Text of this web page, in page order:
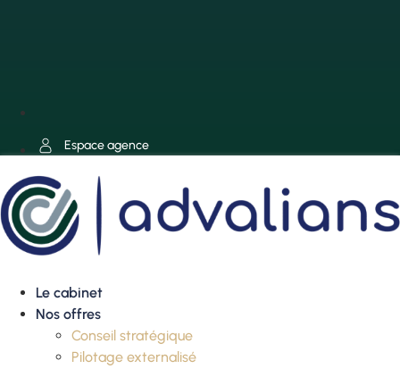
Espace agence
Le cabinet
Nos offres
Conseil stratégique
Pilotage externalisé